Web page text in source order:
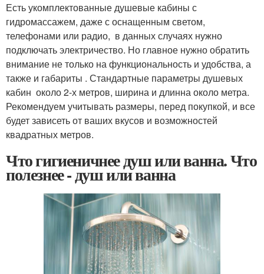
Есть укомплектованные душевые кабины с
гидромассажем, даже с оснащенным светом,
телефонами или радио, в данных случаях нужно
подключать электричество. Но главное нужно обратить
внимание не только на функциональность и удобства, а
также и габариты . Стандартные параметры душевых
кабин около 2-х метров, ширина и длинна около метра.
Рекомендуем учитывать размеры, перед покупкой, и все
будет зависеть от ваших вкусов и возможностей
квадратных метров.
Что гигиеничнее душ или ванна. Что
полезнее - душ или ванна